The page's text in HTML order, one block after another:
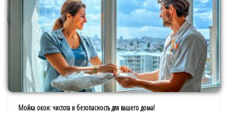
Мойка окон: чистота и безопасность для вашего дома!